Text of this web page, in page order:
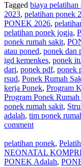
Tagged biaya pelatihan
2023, pelatihan ponek
PONEK 2026,
pelatihan ponek jogja,
ponek rumah sakit,
atau poned, ponek dan
igd kemenkes, ponek
dari, ponek pdf, ponek
rsud, Ponek Rumah
kerja Ponek, Program
Program Ponek
ponek rumah sakit,
adalah, tim ponek
comment
pelatihan ponek,
NEONATAL
PONEK Adalah,